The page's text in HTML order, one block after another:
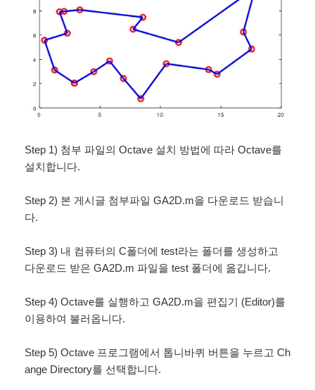
Step 1) 첨부 파일의 Octave 설치 방법에 따라 Octave를
설치합니다.
Step 2) 본 게시글 첨부파일 GA2D.m을 다운로드 받습니
다.
Step 3) 내 컴퓨터의 C폴더에 test라는 폴더를 생성하고
다운로드 받은 GA2D.m 파일을 test 폴더에 옮깁니다.
Step 4) Octave를 실행하고 GA2D.m을 편집기 (Editor)를
이용하여 불러옵니다.
Step 5) Octave 프로그램에서 톱니바퀴 버튼을 누르고 Ch
ange Directory를 선택합니다.